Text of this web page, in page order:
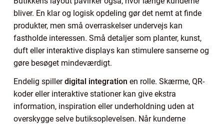
bliver. En klar og logisk opdeling gør det nemt at finde
produkter, men små overraskelser undervejs kan
fastholde interessen. Små detaljer som planter, kunst,
duft eller interaktive displays kan stimulere sanserne og
gøre besøget mindeværdigt.
Endelig spillerdigital integration en rolle. Skærme, QR-
koder eller interaktive stationer kan give ekstra
information, inspiration eller underholdning uden at
overskygge selve butiksoplevelsen. Når kunderne